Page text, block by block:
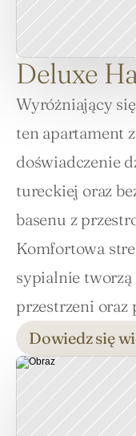
Deluxe
Wyróżniający
ten apartament
doświadczenie
tureckiej oraz
basenu z
Komfortowa
sypialnie
przestrzeni oraz
Dowiedz się